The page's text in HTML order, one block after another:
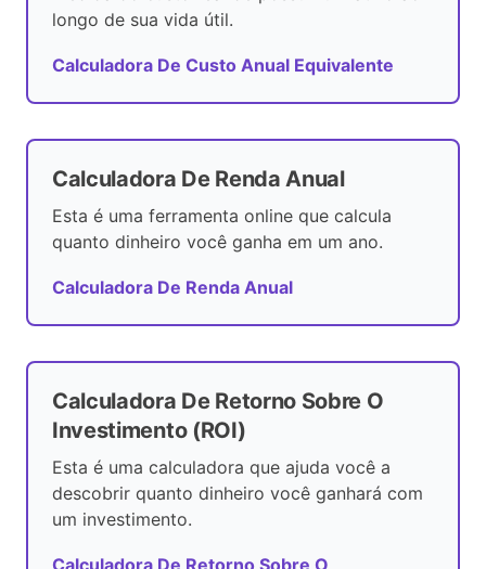
longo de sua vida útil.
Calculadora De Custo Anual Equivalente
Calculadora De Renda Anual
Esta é uma ferramenta online que calcula
quanto dinheiro você ganha em um ano.
Calculadora De Renda Anual
Calculadora De Retorno Sobre O
Investimento (ROI)
Esta é uma calculadora que ajuda você a
descobrir quanto dinheiro você ganhará com
um investimento.